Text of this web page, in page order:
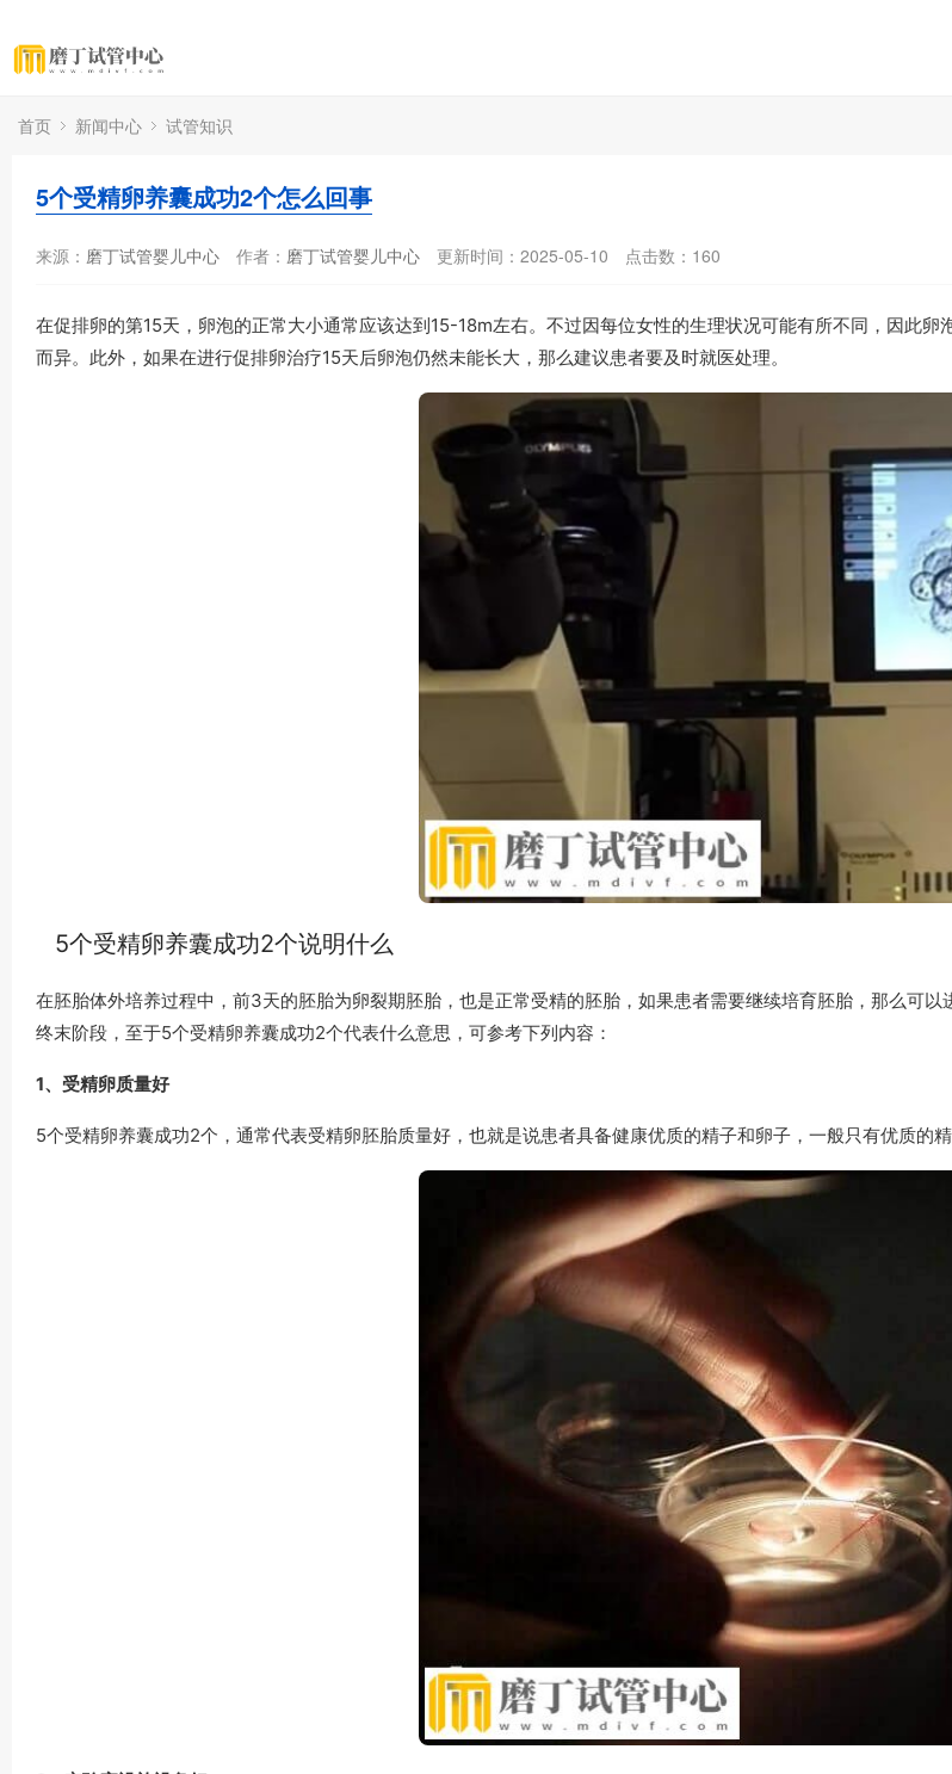
首页 新闻中心 试管知识
5个受精卵养囊成功2个怎么回事
来源： 磨丁试管婴儿中心 作者： 磨丁试管婴儿中心 更新时间：2025-05-10 点击数： 160
在促排卵的第15天，卵泡的正常大小通常应该达到15-18m左右。不过因每位女性的生理状况可能有所不同，因此
而异。此外，如果在进行促排卵治疗15天后卵泡仍然未能长大，那么建议患者要及时就医处理。
5个受精卵养囊成功2个说明什么
在胚胎体外培养过程中，前3天的胚胎为卵裂期胚胎，也是正常受精的胚胎，如果患者需要继续培育胚胎，那么可
终末阶段，至于5个受精卵养囊成功2个代表什么意思，可参考下列内容：
1、受精卵质量好
5个受精卵养囊成功2个，通常代表受精卵胚胎质量好，也就是说患者具备健康优质的精子和卵子，一般只有优质的